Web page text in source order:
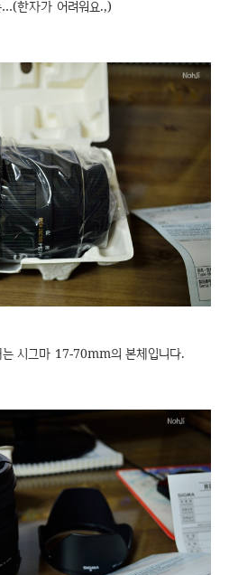
…(한자가 어려워요.,)
는 시그마 17-70mm의 본체입니다.